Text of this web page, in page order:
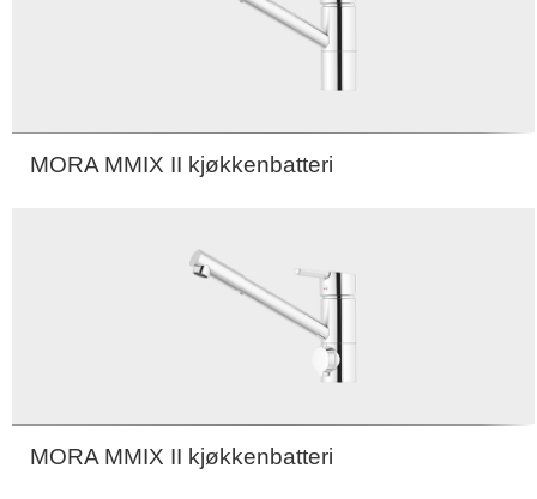
MORA MMIX II kjøkkenbatteri
MORA MMIX II kjøkkenbatteri